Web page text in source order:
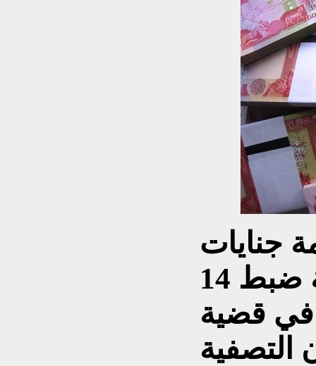
جنايات
مكافحة الفساد المركزية ضبط 14
في قضية
التصفية